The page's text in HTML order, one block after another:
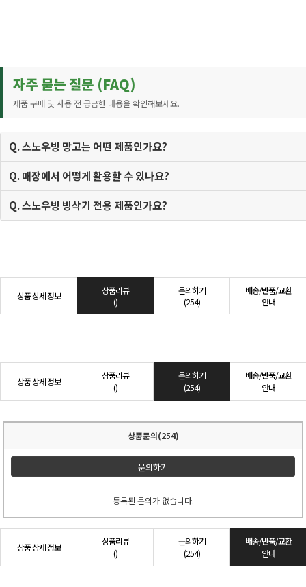
자주 묻는 질문 (FAQ)
제품 구매 및 사용 전 궁금한 내용을 확인해보세요.
Q. 스노우빙 망고는 어떤 제품인가요?
Q. 매장에서 어떻게 활용할 수 있나요?
Q. 스노우빙 빙삭기 전용 제품인가요?
상품 상세 정보
상품리뷰
()
문의하기
(254)
배송/반품/교환
안내
상품 상세 정보
상품리뷰
()
문의하기
(254)
배송/반품/교환
안내
상품문의(254)
문의하기
등록된 문의가 없습니다.
상품 상세 정보
상품리뷰
()
문의하기
(254)
배송/반품/교환
안내